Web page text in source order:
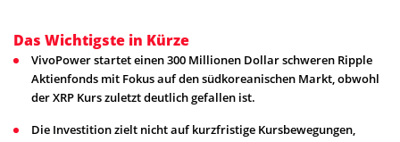
Das Wichtigste in Kürze
VivoPower startet einen 300 Millionen Dollar schweren Ripple
Aktienfonds mit Fokus auf den südkoreanischen Markt, obwohl
der XRP Kurs zuletzt deutlich gefallen ist.
Die Investition zielt nicht auf kurzfristige Kursbewegungen,